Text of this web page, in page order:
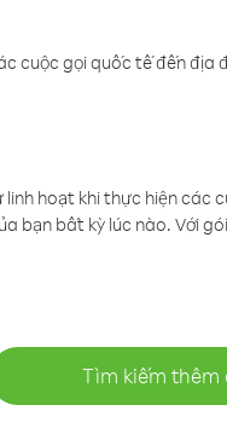
cuộc gọi quốc tế đến
hoạt khi thực hiện các
bạn bất kỳ lúc nào. Với
Tìm kiếm thêm